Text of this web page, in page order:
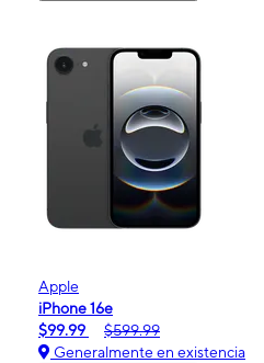
Apple
iPhone 16e
$99.99
$599.99
Generalmente en existencia